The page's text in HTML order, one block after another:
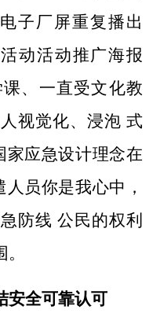
子厂屏重复播出
动活动推广海报
、一直受文化教
视觉化、浸泡 式
家应急设计理念在
员你是我心中，
防线 公民的权利
安全可靠认可